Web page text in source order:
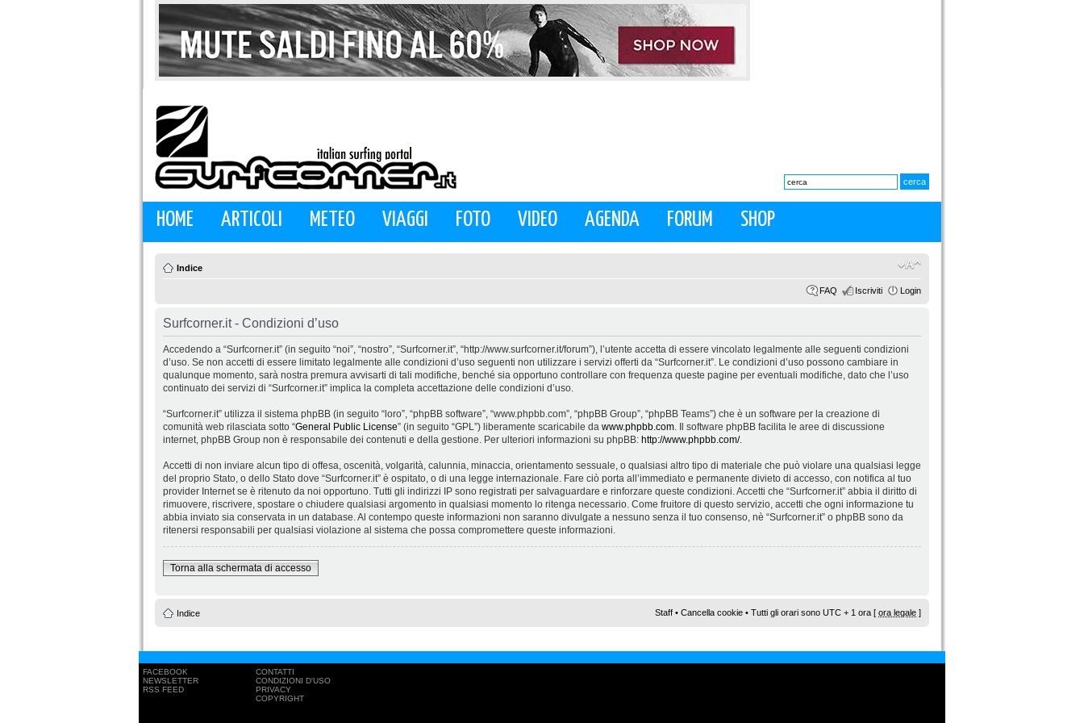
HOME ARTICOLI METEO VIAGGI FOTO VIDEO AGENDA FORUM SHOP
Indice
FAQ Iscriviti Login
Surfcorner.it - Condizioni d’uso
Accedendo a “Surfcorner.it” (in seguito “noi”, “nostro”, “Surfcorner.it”, “http://www.surfcorner.it/forum”), l’utente accetta di essere vincolato legalmente alle seguenti condizioni
d’uso. Se non accetti di essere limitato legalmente alle condizioni d’uso seguenti non utilizzare i servizi offerti da “Surfcorner.it”. Le condizioni d’uso possono cambiare in
qualunque momento, sarà nostra premura avvisarti di tali modifiche, benché sia opportuno controllare con frequenza queste pagine per eventuali modifiche, dato che l’uso
continuato dei servizi di “Surfcorner.it” implica la completa accettazione delle condizioni d’uso.
“Surfcorner.it” utilizza il sistema phpBB (in seguito “loro”, “phpBB software”, “www.phpbb.com”, “phpBB Group”, “phpBB Teams”) che è un software per la creazione di
comunità web rilasciata sotto “General Public License” (in seguito “GPL”) liberamente scaricabile da www.phpbb.com. Il software phpBB facilita le aree di discussione
internet, phpBB Group non è responsabile dei contenuti e della gestione. Per ulteriori informazioni su phpBB: http://www.phpbb.com/.
Accetti di non inviare alcun tipo di offesa, oscenità, volgarità, calunnia, minaccia, orientamento sessuale, o qualsiasi altro tipo di materiale che può violare una qualsiasi legge
del proprio Stato, o dello Stato dove “Surfcorner.it” è ospitato, o di una legge internazionale. Fare ciò porta all’immediato e permanente divieto di accesso, con notifica al tuo
provider Internet se è ritenuto da noi opportuno. Tutti gli indirizzi IP sono registrati per salvaguardare e rinforzare queste condizioni. Accetti che “Surfcorner.it” abbia il diritto di
rimuovere, riscrivere, spostare o chiudere qualsiasi argomento in qualsiasi momento lo ritenga necessario. Come fruitore di questo servizio, accetti che ogni informazione tu
abbia inviato sia conservata in un database. Al contempo queste informazioni non saranno divulgate a nessuno senza il tuo consenso, nè “Surfcorner.it” o phpBB sono da
ritenersi responsabili per qualsiasi violazione al sistema che possa compromettere queste informazioni.
Torna alla schermata di accesso
Indice Staff • Cancella cookie • Tutti gli orari sono UTC + 1 ora [ ora legale ]
FACEBOOK
NEWSLETTER
RSS FEED
CONTATTI
CONDIZIONI D'USO
PRIVACY
COPYRIGHT